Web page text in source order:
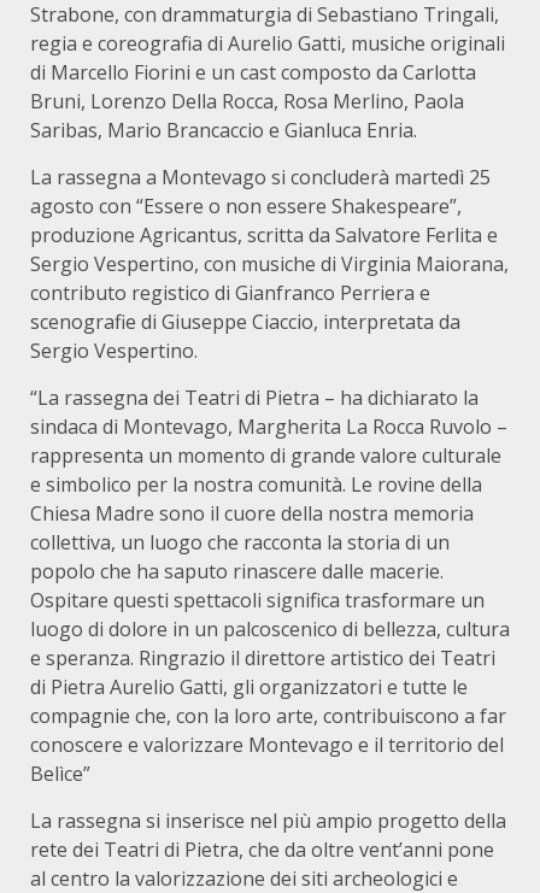
Strabone, con drammaturgia di Sebastiano Tringali,
regia e coreografia di Aurelio Gatti, musiche originali
di Marcello Fiorini e un cast composto da Carlotta
Bruni, Lorenzo Della Rocca, Rosa Merlino, Paola
Saribas, Mario Brancaccio e Gianluca Enria.
La rassegna a Montevago si concluderà martedì 25
agosto con “Essere o non essere Shakespeare”,
produzione Agricantus, scritta da Salvatore Ferlita e
Sergio Vespertino, con musiche di Virginia Maiorana,
contributo registico di Gianfranco Perriera e
scenografie di Giuseppe Ciaccio, interpretata da
Sergio Vespertino.
“La rassegna dei Teatri di Pietra – ha dichiarato la
sindaca di Montevago, Margherita La Rocca Ruvolo –
rappresenta un momento di grande valore culturale
e simbolico per la nostra comunità. Le rovine della
Chiesa Madre sono il cuore della nostra memoria
collettiva, un luogo che racconta la storia di un
popolo che ha saputo rinascere dalle macerie.
Ospitare questi spettacoli significa trasformare un
luogo di dolore in un palcoscenico di bellezza, cultura
e speranza. Ringrazio il direttore artistico dei Teatri
di Pietra Aurelio Gatti, gli organizzatori e tutte le
compagnie che, con la loro arte, contribuiscono a far
conoscere e valorizzare Montevago e il territorio del
Belìce”
La rassegna si inserisce nel più ampio progetto della
rete dei Teatri di Pietra, che da oltre vent’anni pone
al centro la valorizzazione dei siti archeologici e